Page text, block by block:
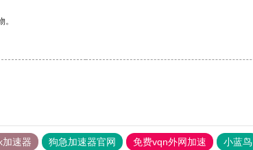
加速器 狗急加速器官网 免费vqn外网加速 小蓝鸟